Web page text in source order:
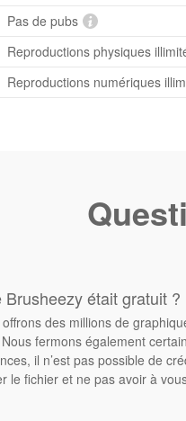
Pas de pubs
Reproductions physiques
Reproductions numériques
était gratuit ?
des millions de
fermons également
il n’est pas possible de
le fichier et ne pas avoir à